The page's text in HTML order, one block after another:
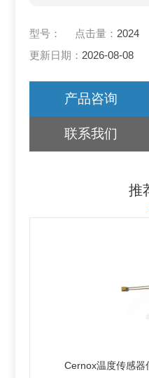
型号： 点击量： 2024
更新日期： 2026-08-08
产品咨询
联系我们
推
Cernox温度传感器